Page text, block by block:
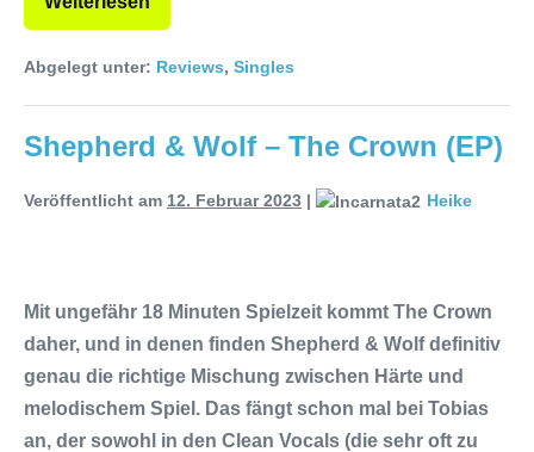
Abgelegt unter: Reviews, Singles
Shepherd & Wolf – The Crown (EP)
Veröffentlicht am 12. Februar 2023 | Heike
Mit ungefähr 18 Minuten Spielzeit kommt The Crown
daher, und in denen finden Shepherd & Wolf definitiv
genau die richtige Mischung zwischen Härte und
melodischem Spiel. Das fängt schon mal bei Tobias
an, der sowohl in den Clean Vocals (die sehr oft zu